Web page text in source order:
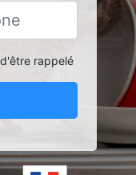
rappelé